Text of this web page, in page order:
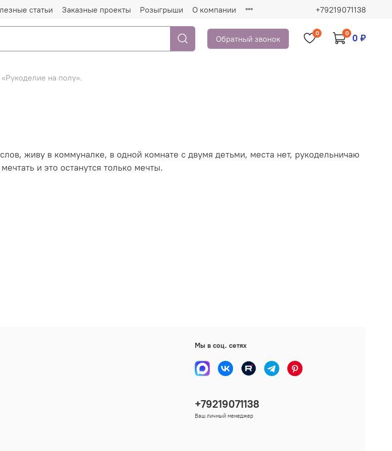
статьи Заказные проекты Розыгрыши О компании +79219071138
Обратный звонок
0 0 0 ₽
на полу».
живу в коммуналке, в одной комнате с двумя детьми, места нет, рукодельничаю
и это останутся только мечты.
Мы в соц. сетях
+79219071138
Ваш личный менеджер